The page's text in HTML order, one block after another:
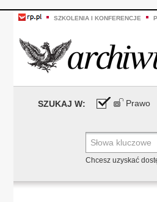
SZKOLENIA I KONFERENCJE
SZUKAJ W: Prawo
Chcesz uzyskać